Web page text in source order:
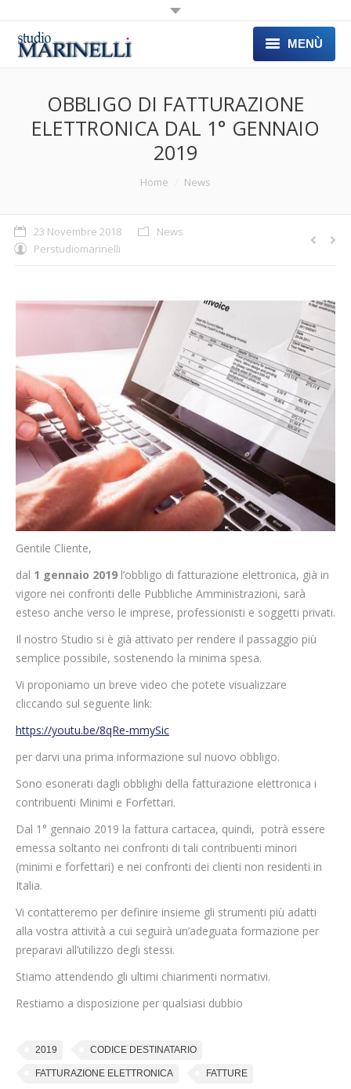
MENÙ
CONSULENZE
ATTIVITA’
LINK
COMUNICAZIONI
OBBLIGO DI FATTURAZIONE
ELETTRONICA DAL 1° GENNAIO
2019
Home News
23 Novembre 2018
News
Perstudiomarinelli
Gentile Cliente,
dal 1 gennaio 2019 l’obbligo di fatturazione elettronica, già in
vigore nei confronti delle Pubbliche Amministrazioni, sarà
esteso anche verso le imprese, professionisti e soggetti privati.
Il nostro Studio si è già attivato per rendere il passaggio più
semplice possibile, sostenendo la minima spesa.
Vi proponiamo un breve video che potete visualizzare
cliccando sul seguente link:
https://youtu.be/8qRe-mmySic
per darvi una prima informazione sul nuovo obbligo.
Sono esonerati dagli obblighi della fatturazione elettronica i
contribuenti Minimi e Forfettari.
Dal 1° gennaio 2019 la fattura cartacea, quindi, potrà essere
emessa soltanto nei confronti di tali contribuenti minori
(minimi e forfettari) e nei confronti dei clienti non residenti in
Italia.
Vi contatteremo per definire insieme gli strumenti più adatti
alla vostra attività a cui seguirà un’adeguata formazione per
preparavi all’utilizzo degli stessi.
Stiamo attendendo gli ultimi chiarimenti normativi.
Restiamo a disposizione per qualsiasi dubbio
2019 CODICE DESTINATARIO
FATTURAZIONE ELETTRONICA FATTURE